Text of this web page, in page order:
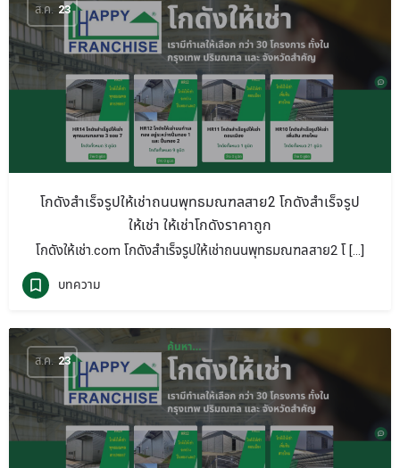
ส.ค. 23
โกดังสำเร็จรูปให้เช่าถนนพุทธมณฑลสาย2 โกดังสำเร็จรูป
ให้เช่า ให้เช่าโกดังราคาถูก
โกดังให้เช่า.com โกดังสำเร็จรูปให้เช่าถนนพุทธมณฑลสาย2 โ […]
บทความ
ส.ค. 23